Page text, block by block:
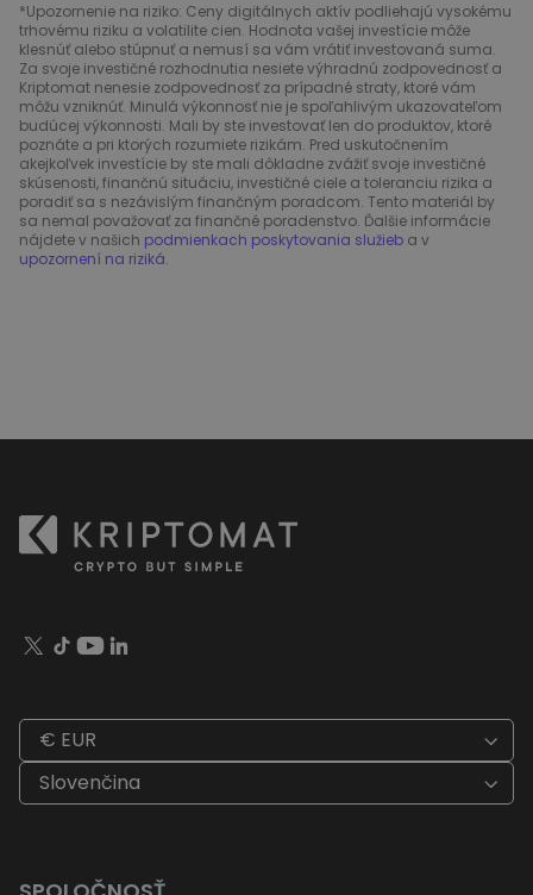
*Upozornenie na riziko: Ceny digitálnych aktív podliehajú vysokému
trhovému riziku a volatilite cien. Hodnota vašej investície môže
klesnúť alebo stúpnuť a nemusí sa vám vrátiť investovaná suma.
Za svoje investičné rozhodnutia nesiete výhradnú zodpovednosť a
Kriptomat nenesie zodpovednosť za prípadné straty, ktoré vám
môžu vzniknúť. Minulá výkonnosť nie je spoľahlivým ukazovateľom
budúcej výkonnosti. Mali by ste investovať len do produktov, ktoré
poznáte a pri ktorých rozumiete rizikám. Pred uskutočnením
akejkoľvek investície by ste mali dôkladne zvážiť svoje investičné
skúsenosti, finančnú situáciu, investičné ciele a toleranciu rizika a
poradiť sa s nezávislým finančným poradcom. Tento materiál by
sa nemal považovať za finančné poradenstvo. Ďalšie informácie
nájdete v našich podmienkach poskytovania služieb a v
upozornení na riziká.
€ EUR
Slovenčina